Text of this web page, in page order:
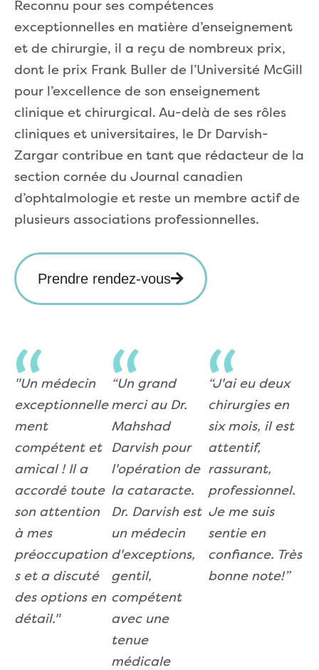
Reconnu pour ses compétences
exceptionnelles en matière d’enseignement
et de chirurgie, il a reçu de nombreux prix,
dont le prix Frank Buller de l’Université McGill
pour l’excellence de son enseignement
clinique et chirurgical. Au-delà de ses rôles
cliniques et universitaires, le Dr Darvish-
Zargar contribue en tant que rédacteur de la
section cornée du Journal canadien
d’ophtalmologie et reste un membre actif de
plusieurs associations professionnelles.
Prendre rendez-vous
"Un médecin
exceptionnelle
ment
compétent et
amical ! Il a
accordé toute
son attention
à mes
préoccupation
s et a discuté
des options en
détail."
“Un grand
merci au Dr.
Mahshad
Darvish pour
l'opération de
la cataracte.
Dr. Darvish est
un médecin
d'exceptions,
gentil,
compétent
avec une
tenue
médicale
“J'ai eu deux
chirurgies en
six mois, il est
attentif,
rassurant,
professionnel.
Je me suis
sentie en
confiance. Très
bonne note!”